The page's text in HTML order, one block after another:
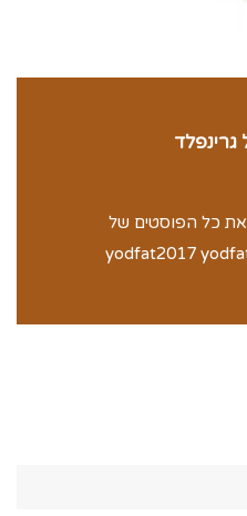
גרינפלד
את כל הפוסטים של
yodfat2017